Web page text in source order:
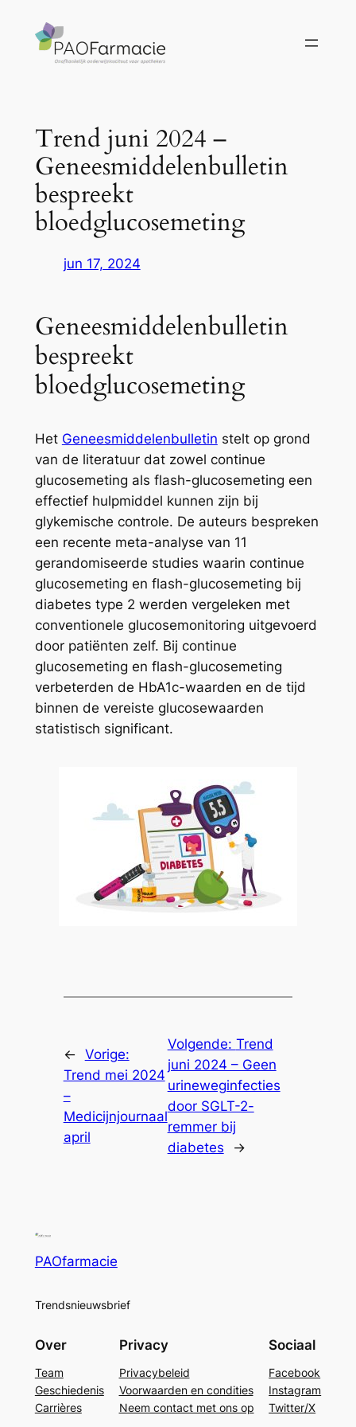
Trend juni 2024 –
Geneesmiddelenbulletin
bespreekt
bloedglucosemeting
jun 17, 2024
Geneesmiddelenbulletin
bespreekt
bloedglucosemeting
Het Geneesmiddelenbulletin stelt op grond
van de literatuur dat zowel continue
glucosemeting als flash-glucosemeting een
effectief hulpmiddel kunnen zijn bij
glykemische controle. De auteurs bespreken
een recente meta-analyse van 11
gerandomiseerde studies waarin continue
glucosemeting en flash-glucosemeting bij
diabetes type 2 werden vergeleken met
conventionele glucosemonitoring uitgevoerd
door patiënten zelf. Bij continue
glucosemeting en flash-glucosemeting
verbeterden de HbA1c-waarden en de tijd
binnen de vereiste glucosewaarden
statistisch significant.
← Vorige:
Trend mei 2024
–
Medicijnjournaal
april
Volgende: Trend
juni 2024 – Geen
urineweginfecties
door SGLT-2-
remmer bij
diabetes
→
PAOfarmacie
Trendsnieuwsbrief
Over
Team
Geschiedenis
Carrières
Privacy
Privacybeleid
Voorwaarden en condities
Neem contact met ons op
Sociaal
Facebook
Instagram
Twitter/X